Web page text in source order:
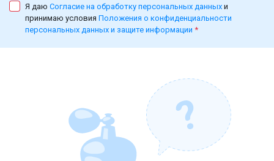
Я даю Согласие на обработку персональных данных и
принимаю условия Положения о конфиденциальности
персональных данных и защите информации *